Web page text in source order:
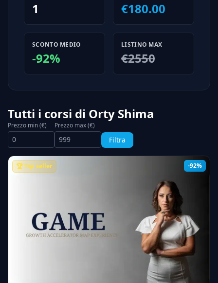
1 €180.00
SCONTO MEDIO
-92%
LISTINO MAX
€2550
Tutti i corsi di Orty Shima
Prezzo min (€) Prezzo max (€)
Filtra
-92%
🏆 Top seller